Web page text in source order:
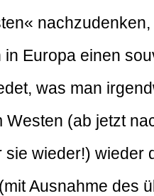
nachzudenken,
Europa einen
was man
Westen (ab jetzt
wieder!) wieder
Ausnahme des